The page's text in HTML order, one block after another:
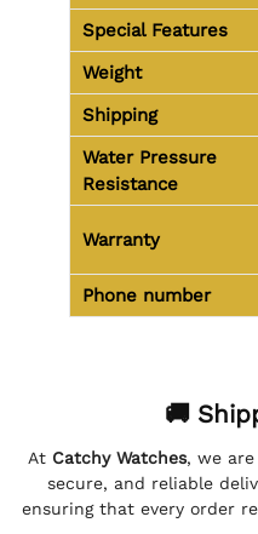
Special Features
Weight
Shipping
Water Pressure
Resistance
Warranty
Phone number
🚚
At Catchy Watches, we
secure, and reliable
ensuring that every order